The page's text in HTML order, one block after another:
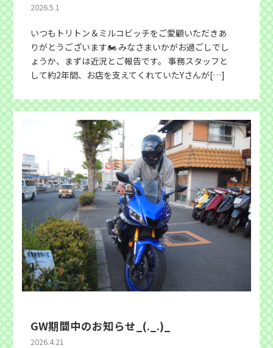
2026.5.1
いつもトリトン＆ミルコビッチをご愛顧いただきあ
りがとうございます🏍️ みなさまいかがお過ごしでし
ょうか、まずは近況とご報告です。 事務スタッフと
して約2年間、お店を支えてくれていたYさんが[…]
GW期間中のお知らせ_(._.)_
2026.4.21